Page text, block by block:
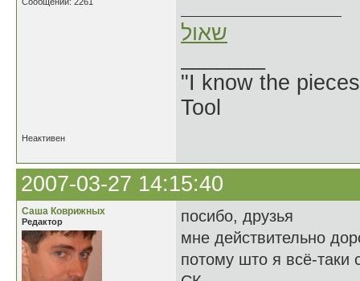
שאול
"I know the
Tool
Неактивен
2007-03-27 14:15:40
Саша Коврижных
Редактор
посибо, друзья
мне действительно
потому што я всё-таки